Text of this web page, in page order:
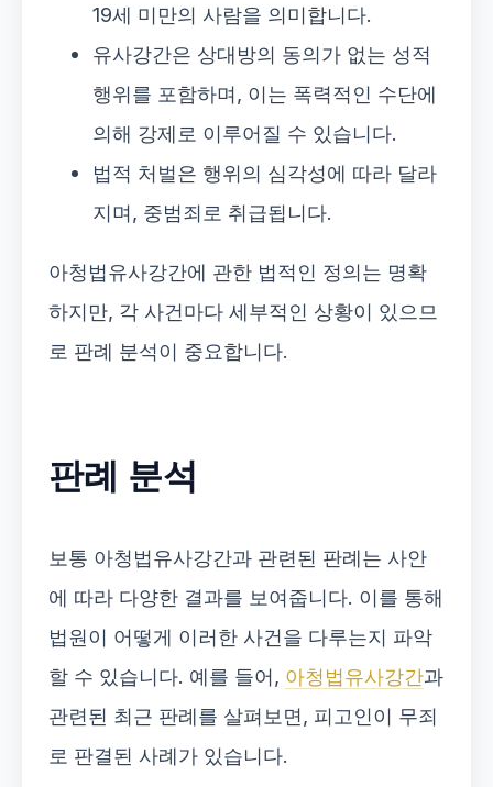
19세 미만의 사람을 의미합니다.
유사강간은 상대방의 동의가 없는 성적
행위를 포함하며, 이는 폭력적인 수단에
의해 강제로 이루어질 수 있습니다.
법적 처벌은 행위의 심각성에 따라 달라
지며, 중범죄로 취급됩니다.
아청법유사강간에 관한 법적인 정의는 명확
하지만, 각 사건마다 세부적인 상황이 있으므
로 판례 분석이 중요합니다.
판례 분석
보통 아청법유사강간과 관련된 판례는 사안
에 따라 다양한 결과를 보여줍니다. 이를 통해
법원이 어떻게 이러한 사건을 다루는지 파악
할 수 있습니다. 예를 들어, 아청법유사강간과
관련된 최근 판례를 살펴보면, 피고인이 무죄
로 판결된 사례가 있습니다.